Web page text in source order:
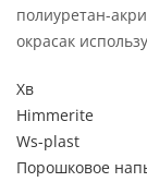
полиуретан-
окрасак
Хв
Himmerite
Ws-plast
Порошковое